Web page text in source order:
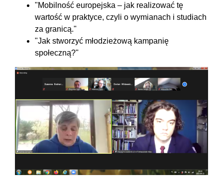
"Mobilność europejska – jak realizować tę
wartość w praktyce, czyli o wymianach i studiach
za granicą."
"Jak stworzyć młodzieżową kampanię
społeczną?"